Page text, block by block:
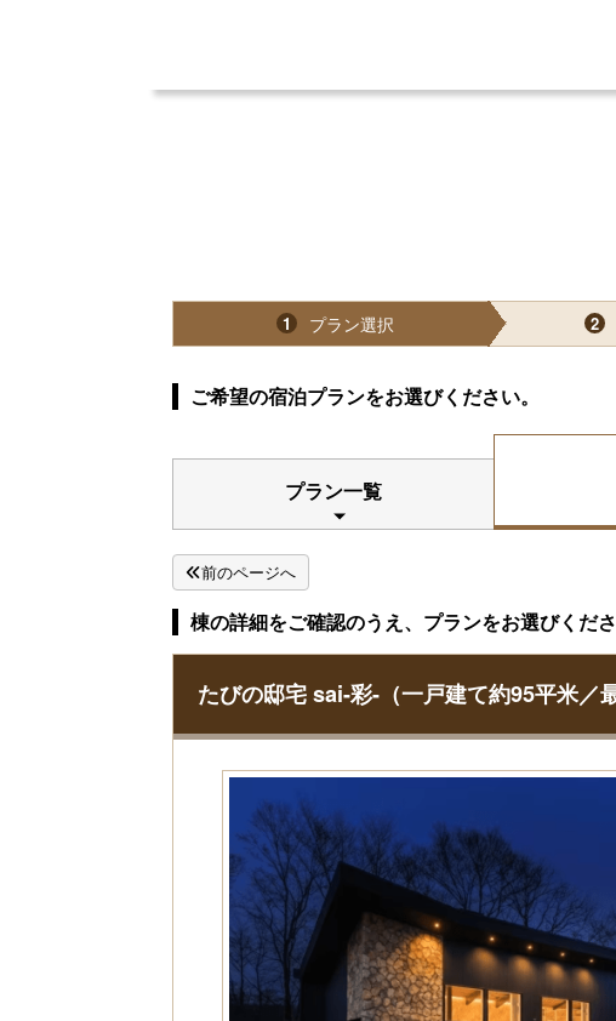
1 プラン選択 2
ご希望の宿泊プランをお選びください。
プラン一覧
前のページへ
棟の詳細をご確認のうえ、プランをお選びくださ
たびの邸宅 sai-彩-（一戸建て約95平米／